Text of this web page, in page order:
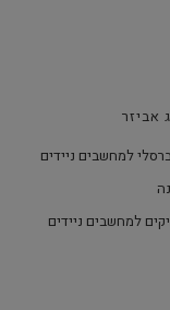
אביזר
למחשבים ניידים
למחשבים ניידים